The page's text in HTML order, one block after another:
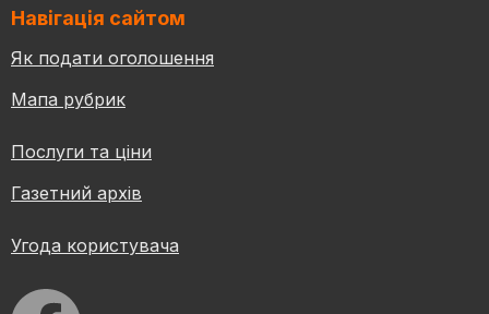
Навігація сайтом
Як подати оголошення
Мапа рубрик
Послуги та ціни
Газетний архів
Угода користувача